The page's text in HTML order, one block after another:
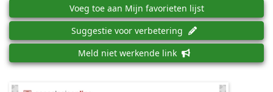
Voeg toe aan Mijn favorieten lijst
Suggestie voor verbetering
Meld niet werkende link